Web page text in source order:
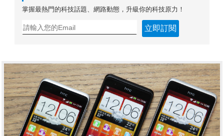
掌握最熱門的科技話題、網路動態，升級你的科技原力！
立即訂閱